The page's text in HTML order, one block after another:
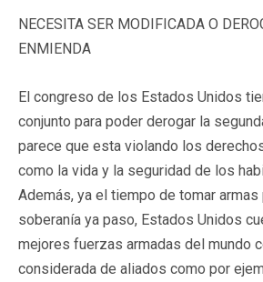
NECESITA SER MODIFICADA O
ENMIENDA
El congreso de los Estados Unidos
conjunto para poder derogar la
parece que esta violando los
como la vida y la seguridad de los
Además, ya el tiempo de tomar
soberanía ya paso, Estados Unidos
mejores fuerzas armadas del mundo
considerada de aliados como por